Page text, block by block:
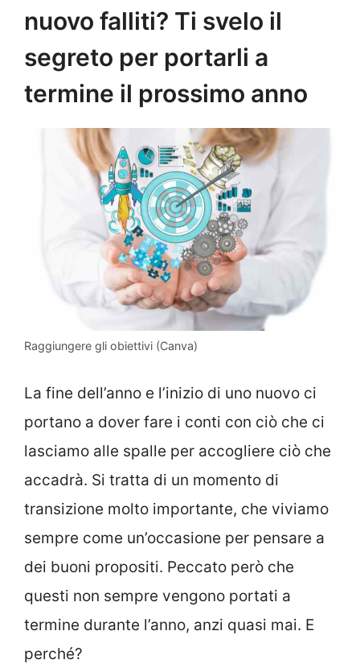
nuovo falliti? Ti svelo il
segreto per portarli a
termine il prossimo anno
Raggiungere gli obiettivi (Canva)
La fine dell’anno e l’inizio di uno nuovo ci
portano a dover fare i conti con ciò che ci
lasciamo alle spalle per accogliere ciò che
accadrà. Si tratta di un momento di
transizione molto importante, che viviamo
sempre come un’occasione per pensare a
dei buoni propositi. Peccato però che
questi non sempre vengono portati a
termine durante l’anno, anzi quasi mai. E
perché?